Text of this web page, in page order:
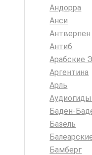
Андорра
Анси
Антверпен
Антиб
Арабские
Аргентина
Арль
Аудиогиды
Баден-
Базель
Бамберг